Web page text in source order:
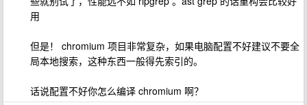
用
但是！ chromium 项目非常复杂，如果电脑配置不好建议不要全
局本地搜索，这种东西一般得先索引的。
话说配置不好你怎么编译 chromium 啊？